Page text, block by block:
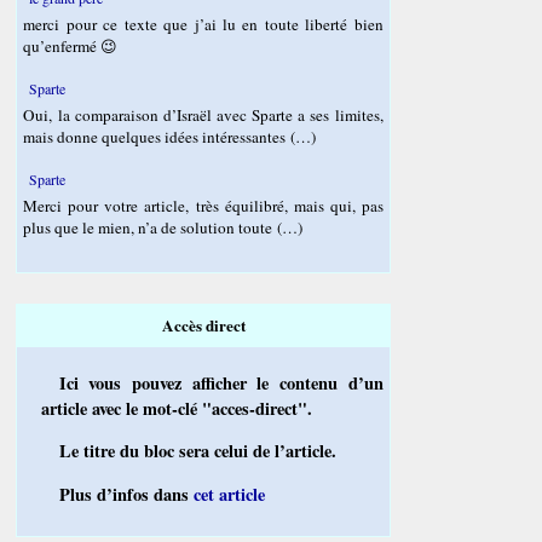
merci pour ce texte que j’ai lu en toute liberté bien
qu’enfermé 😉
Sparte
Oui, la comparaison d’Israël avec Sparte a ses limites,
mais donne quelques idées intéressantes (…)
Sparte
Merci pour votre article, très équilibré, mais qui, pas
plus que le mien, n’a de solution toute (…)
Accès direct
Ici vous pouvez afficher le contenu d’un
article avec le mot-clé "acces-direct".
Le titre du bloc sera celui de l’article.
Plus d’infos dans cet article